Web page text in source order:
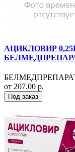
АЦИКЛОВИР
от 207.00 р.
Под заказ